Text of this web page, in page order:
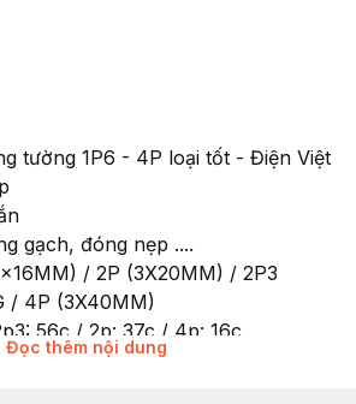
tường 1P6 - 4P loại tốt - Điện Việt
gạch, đóng nẹp ....
/ 2P (3X20MM) / 2P3
/ 4P (3X40MM)
56c / 2p: 37c / 4p: 16c
Quý khách vui lòng lựa chọn
Đọc thêm nội dung